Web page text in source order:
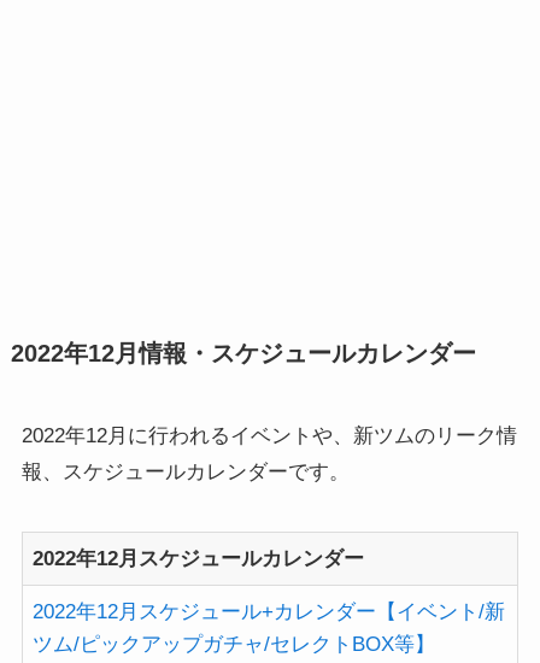
2022年12月情報・スケジュールカレンダー
2022年12月に行われるイベントや、新ツムのリーク情
報、スケジュールカレンダーです。
2022年12月スケジュールカレンダー
2022年12月スケジュール+カレンダー【イベント/新
ツム/ピックアップガチャ/セレクトBOX等】